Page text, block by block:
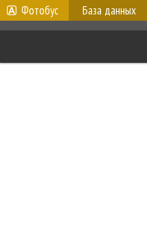
Фотобус База данных